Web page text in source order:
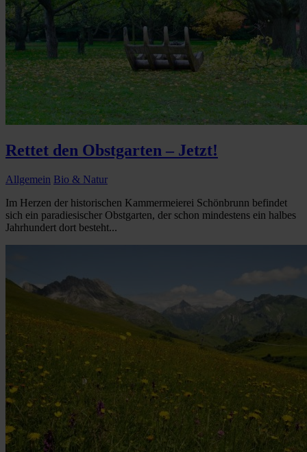
Rettet den Obstgarten – Jetzt!
Allgemein Bio & Natur
Im Herzen der historischen Kammermeierei Schönbrunn befindet
sich ein paradiesischer Obstgarten, der schon mindestens ein halbes
Jahrhundert dort besteht...